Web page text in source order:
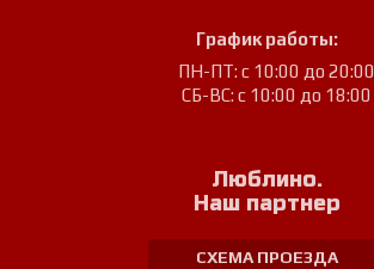
График работы:
ПН-ПТ: с 10:00 до 20:00
СБ-ВС: с 10:00 до 18:00
Люблино.
Наш партнер
СХЕМА ПРОЕЗДА